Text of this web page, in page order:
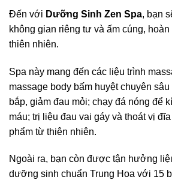
Đến với Dưỡng Sinh Zen Spa, bạn
không gian riêng tư và ấm cúng,
thiên nhiên.
Spa này mang đến các liệu trình
massage body bấm huyệt chuyên
bắp, giảm đau mỏi; chạy đá nóng để
máu; trị liệu đau vai gáy và thoát vị
phẩm từ thiên nhiên.
Ngoài ra, bạn còn được tận hưởng
dưỡng sinh chuẩn Trung Hoa với 15